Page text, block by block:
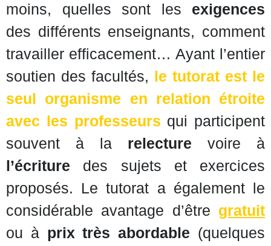
moins, quelles sont les exigences
des différents enseignants, comment
travailler efficacement… Ayant l’entier
soutien des facultés, le tutorat est le
seul organisme en relation étroite
avec les professeurs qui participent
souvent à la relecture voire à
l’écriture des sujets et exercices
proposés. Le tutorat a également le
considérable avantage d’être gratuit
ou à prix très abordable (quelques